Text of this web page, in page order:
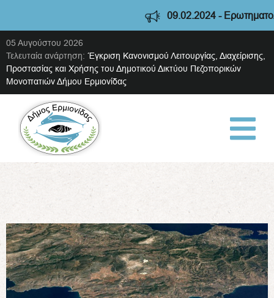
09.02.2024 -
05 Αυγούστου 2026
Τελευταία ανάρτηση: Έγκριση Κανονισμού Λειτουργίας, Διαχείρισης,
Προστασίας και Χρήσης του Δημοτικού Δικτύου Πεζοπορικών
Μονοπατιών Δήμου Ερμιονίδας